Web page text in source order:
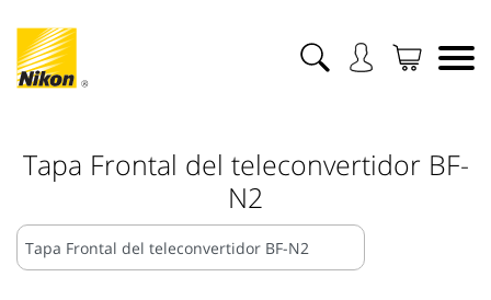
Tapa Frontal del teleconvertidor BF-
N2